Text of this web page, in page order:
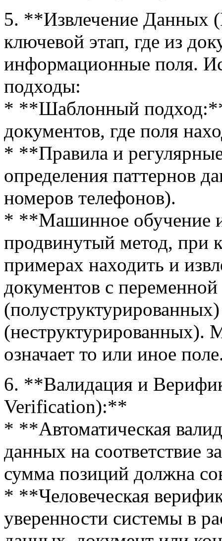
5. **Извлечение Данных
ключевой этап, где из
информационные поля.
подходы:
* **Шаблонный подход:**
документов, где поля
* **Правила и
определения паттернов
номеров телефонов).
* **Машинное обучение
продвинутый метод, при
примерах находить и
документов с переменной
(неструктурированных).
означает то или иное
6. **Валидация и
Verification):**
* **Автоматическая
данных на соответствие
сумма позиций должна
* **Человеческая
уверенности системы в